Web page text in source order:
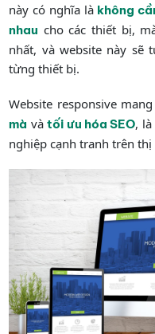
này có nghĩa là không
nhau cho các thiết bị,
nhất, và website này sẽ
từng thiết bị.
Website responsive
mà vàtối ưu hóa SEO,
nghiệp cạnh tranh trên